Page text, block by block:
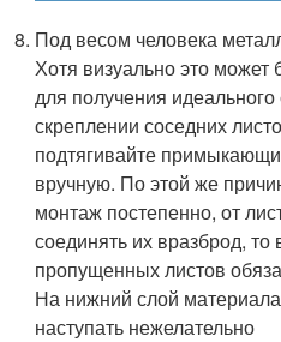
Под весом человека
Хотя визуально это
для получения
скреплении соседних
подтягивайте
вручную. По этой же
монтаж постепенно, от
соединять их вразброд, то
пропущенных листов
На нижний слой
наступать нежелательно